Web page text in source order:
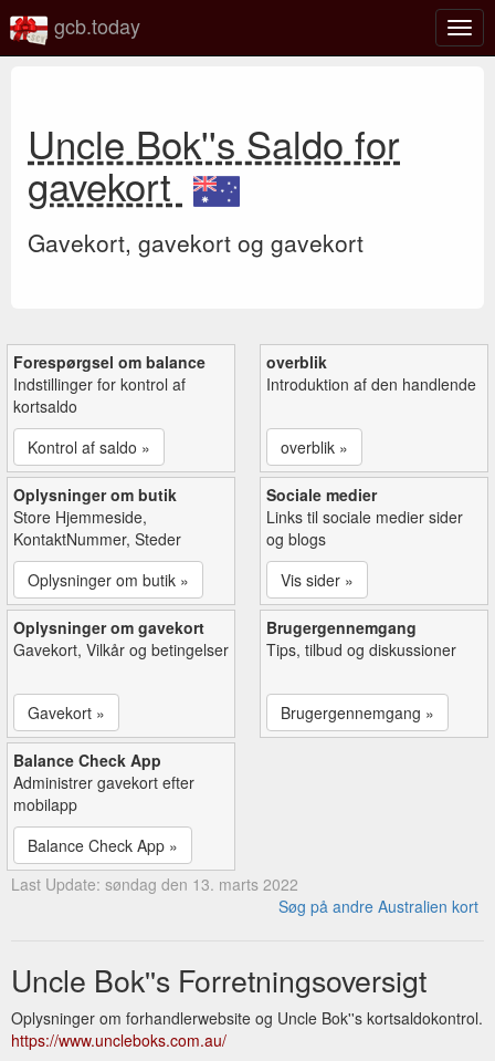
Slå
gcb.today
Uncle Bok''s Saldo for
gavekort
Gavekort, gavekort og gavekort
Forespørgsel om balance
Indstillinger for kontrol af
kortsaldo
Kontrol af saldo »
overblik
Introduktion af den handlende
overblik »
Oplysninger om butik
Store Hjemmeside,
KontaktNummer, Steder
Oplysninger om butik »
Sociale medier
Links til sociale medier sider
og blogs
Vis sider »
Oplysninger om gavekort
Gavekort, Vilkår og betingelser
Gavekort »
Brugergennemgang
Tips, tilbud og diskussioner
Brugergennemgang »
Balance Check App
Administrer gavekort efter
mobilapp
Balance Check App »
Last Update: søndag den 13. marts 2022
Søg på andre Australien kort
Uncle Bok''s Forretningsoversigt
Oplysninger om forhandlerwebsite og Uncle Bok''s kortsaldokontrol.
https://www.uncleboks.com.au/